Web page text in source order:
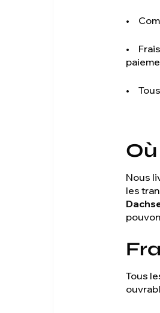
•
•
•
Nous
les
Tous